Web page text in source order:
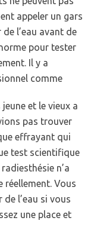
appeler un gars
l’eau avant de
pour tester
Il y a
comme
et le vieux a
pas trouver
effrayant qui
test scientifique
n’a
réellement. Vous
l’eau si vous
une place et